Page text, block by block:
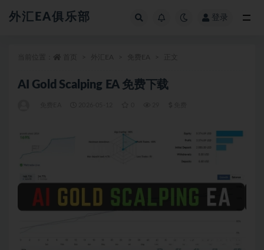
外汇EA俱乐部 登录
AI Gold Scalping EA 免费下载